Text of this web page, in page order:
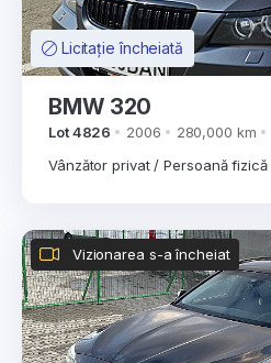
Licitație încheiată
BMW 320
Lot 4826 2006 280,000 km
Vânzător privat / Persoană fizică
Vizionarea s-a încheiat